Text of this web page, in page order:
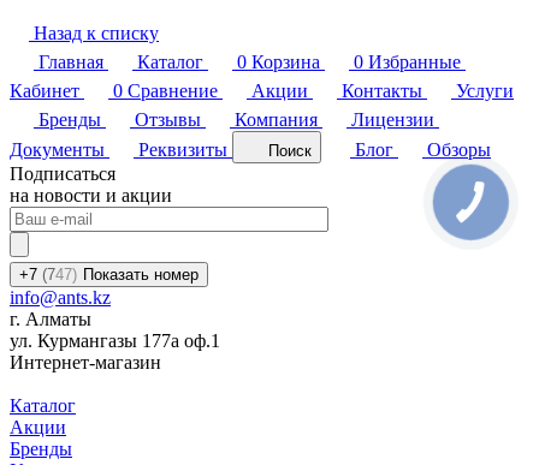
Назад к списку
Главная
Каталог 0 Корзина 0 Избранные
Кабинет
0 Сравнение Акции Контакты
Услуги
Бренды
Отзывы Компания
Лицензии
Документы
Реквизиты Поиск Блог
Обзоры
Подписаться
на новости и акции
+7 (747) Показать номер
info@ants.kz
г. Алматы
ул. Курмангазы 177а оф.1
Интернет-магазин
Каталог
Акции
Бренды